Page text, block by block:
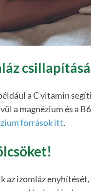
a C vitamin
a magnézium és a
források itt.
az izomláz